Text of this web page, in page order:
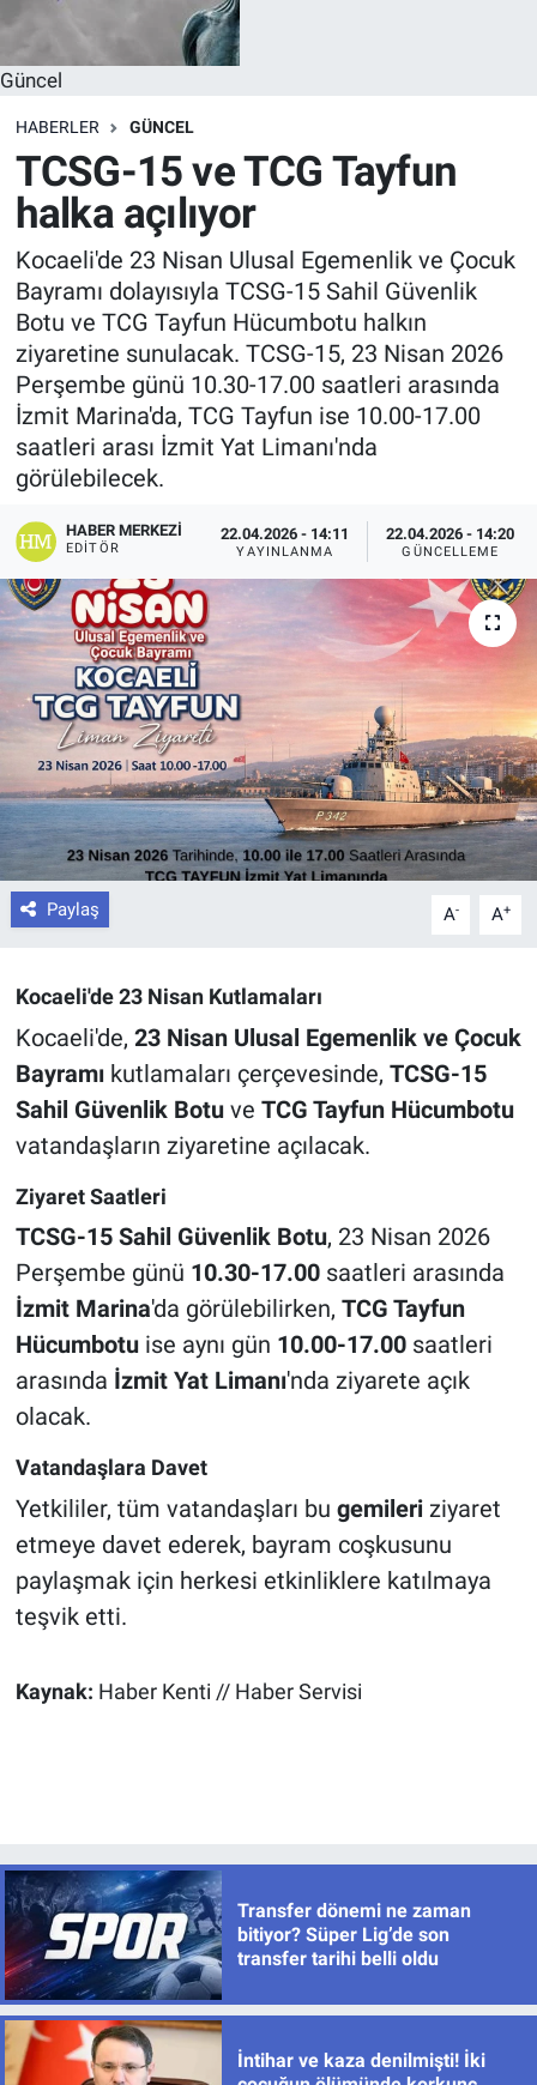
Güncel
HABERLER GÜNCEL
TCSG-15 ve TCG Tayfun
halka açılıyor
Kocaeli'de 23 Nisan Ulusal Egemenlik ve Çocuk
Bayramı dolayısıyla TCSG-15 Sahil Güvenlik
Botu ve TCG Tayfun Hücumbotu halkın
ziyaretine sunulacak. TCSG-15, 23 Nisan 2026
Perşembe günü 10.30-17.00 saatleri arasında
İzmit Marina'da, TCG Tayfun ise 10.00-17.00
saatleri arası İzmit Yat Limanı'nda
görülebilecek.
HABER MERKEZI
EDITÖR
22.04.2026 - 14:11
YAYINLANMA
22.04.2026 - 14:20
GÜNCELLEME
Paylaş A- A+
Kocaeli'de 23 Nisan Kutlamaları
Kocaeli'de, 23 Nisan Ulusal Egemenlik ve Çocuk
Bayramıkutlamaları çerçevesinde, TCSG-15
Sahil Güvenlik Botuve TCG Tayfun Hücumbotu
vatandaşların ziyaretine açılacak.
Ziyaret Saatleri
TCSG-15 Sahil Güvenlik Botu, 23 Nisan 2026
Perşembe günü 10.30-17.00saatleri arasında
İzmit Marina'da görülebilirken, TCG Tayfun
Hücumbotuise aynı gün 10.00-17.00saatleri
arasında İzmit Yat Limanı'nda ziyarete açık
olacak.
Vatandaşlara Davet
Yetkililer, tüm vatandaşları bu gemileriziyaret
etmeye davet ederek, bayram coşkusunu
paylaşmak için herkesi etkinliklere katılmaya
teşvik etti.
Kaynak: Haber Kenti // Haber Servisi
Transfer dönemi ne zaman
bitiyor? Süper Lig’de son
transfer tarihi belli oldu
İntihar ve kaza denilmişti! İki